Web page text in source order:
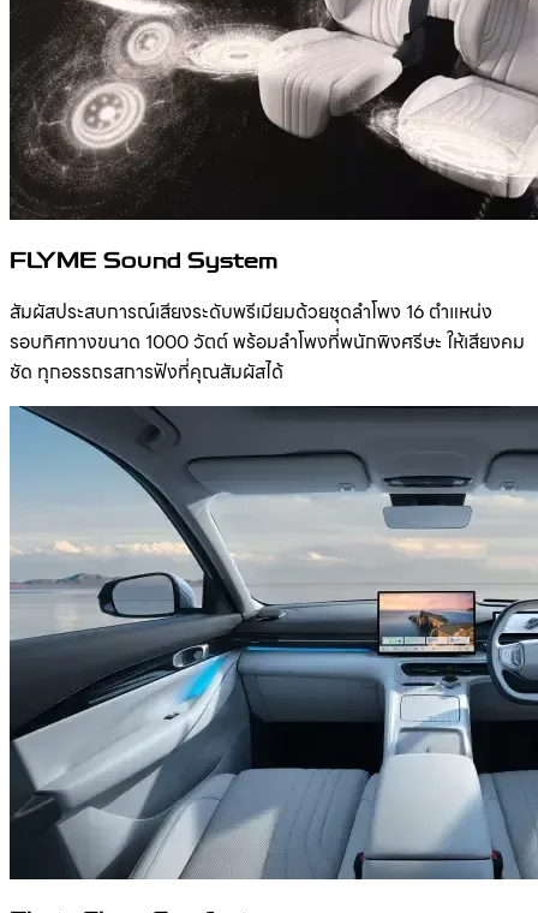
FLYME Sound System
สัมผัสประสบการณ์เสียงระดับพรีเมียมด้วยชุดลำโพง 16 ตำแหน่ง
รอบทิศทางขนาด 1000 วัตต์ พร้อมลำโพงที่พนักพิงศรีษะ ให้เสียงคม
ชัด ทุกอรรถรสการฟังที่คุณสัมผัสได้